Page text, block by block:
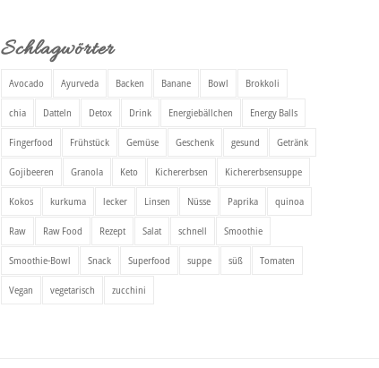
Schlagwörter
Avocado Ayurveda Backen Banane Bowl Brokkoli
chia Datteln Detox Drink Energiebällchen Energy Balls
Fingerfood Frühstück Gemüse Geschenk gesund Getränk
Gojibeeren Granola Keto Kichererbsen Kichererbsensuppe
Kokos kurkuma lecker Linsen Nüsse Paprika quinoa
Raw Raw Food Rezept Salat schnell Smoothie
Smoothie-Bowl Snack Superfood suppe süß Tomaten
Vegan vegetarisch zucchini